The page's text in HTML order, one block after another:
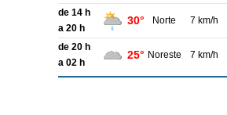
de 14 h
a 20 h
30° Norte 7 km/h
de 20 h
a 02 h
25° Noreste 7 km/h